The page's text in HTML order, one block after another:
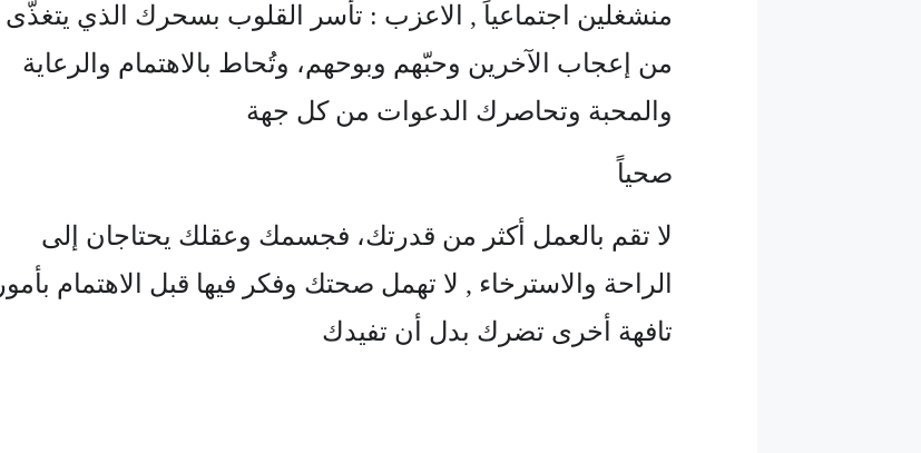
منشغلين اجتماعياً , الاعزب : تأسر القلوب بسحرك الذي يتغذّى
من إعجاب الآخرين وحبّهم وبوحهم، وتُحاط بالاهتمام والرعاية
والمحبة وتحاصرك الدعوات من كل جهة
صحياً
لا تقم بالعمل أكثر من قدرتك، فجسمك وعقلك يحتاجان إلى
الراحة والاسترخاء , لا تهمل صحتك وفكر فيها قبل الاهتمام بأمور
تافهة أخرى تضرك بدل أن تفيدك